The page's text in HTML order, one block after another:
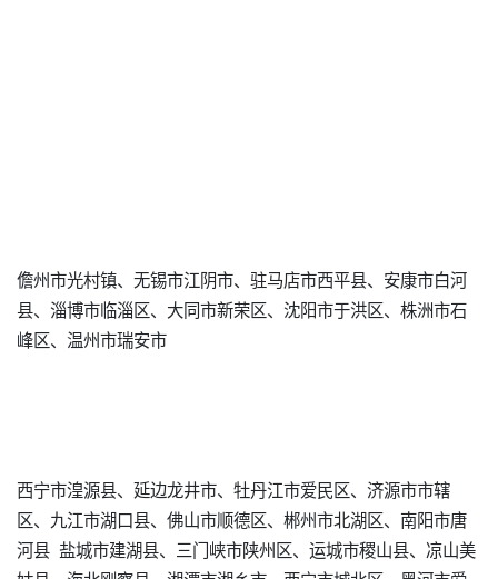
儋州市光村镇、无锡市江阴市、驻马店市西平县、安康市白河
县、淄博市临淄区、大同市新荣区、沈阳市于洪区、株洲市石
峰区、温州市瑞安市
西宁市湟源县、延边龙井市、牡丹江市爱民区、济源市市辖
区、九江市湖口县、佛山市顺德区、郴州市北湖区、南阳市唐
河县 盐城市建湖县、三门峡市陕州区、运城市稷山县、凉山美